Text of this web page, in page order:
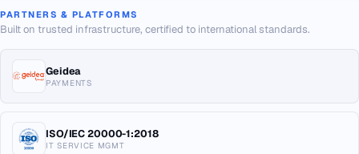
PARTNERS & PLATFORMS
Built on trusted infrastructure, certified to international standards.
Geidea
PAYMENTS
ISO/IEC 20000-1:2018
IT SERVICE MGMT